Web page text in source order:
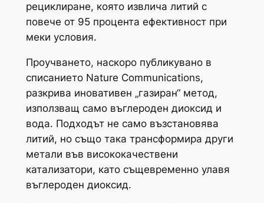
рециклиране, която извлича литий с
повече от 95 процента ефективност при
меки условия.
Проучването, наскоро публикувано в
списанието Nature Communications,
разкрива иновативен „газиран“ метод,
използващ само въглероден диоксид и
вода. Подходът не само възстановява
литий, но също така трансформира други
метали във висококачествени
катализатори, като същевременно улавя
въглероден диоксид.